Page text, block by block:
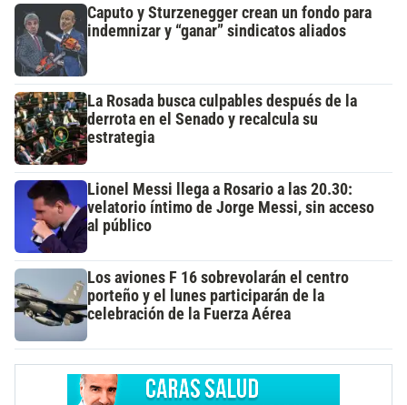
Caputo y Sturzenegger crean un fondo para
indemnizar y “ganar” sindicatos aliados
La Rosada busca culpables después de la
derrota en el Senado y recalcula su
estrategia
Lionel Messi llega a Rosario a las 20.30:
velatorio íntimo de Jorge Messi, sin acceso
al público
Los aviones F 16 sobrevolarán el centro
porteño y el lunes participarán de la
celebración de la Fuerza Aérea